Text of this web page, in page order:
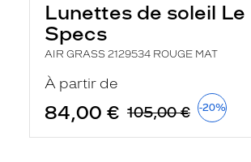
Lunettes de soleil Le
Specs
AIR GRASS 2129534 ROUGE MAT
À partir de
84,00 € 105,00 € -20%